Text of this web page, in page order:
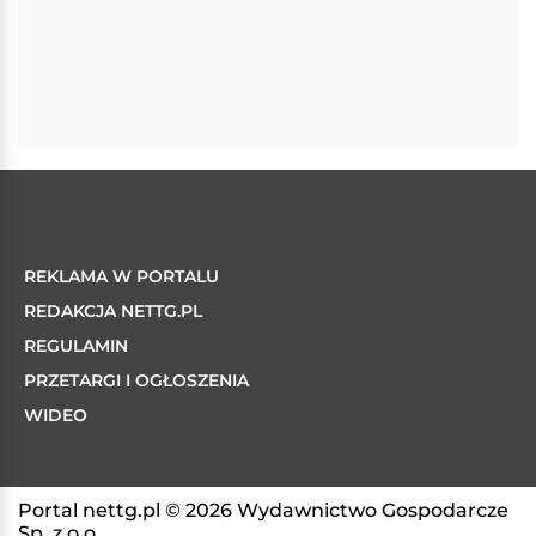
REKLAMA W PORTALU
REDAKCJA NETTG.PL
REGULAMIN
PRZETARGI I OGŁOSZENIA
WIDEO
Portal nettg.pl © 2026 Wydawnictwo Gospodarcze